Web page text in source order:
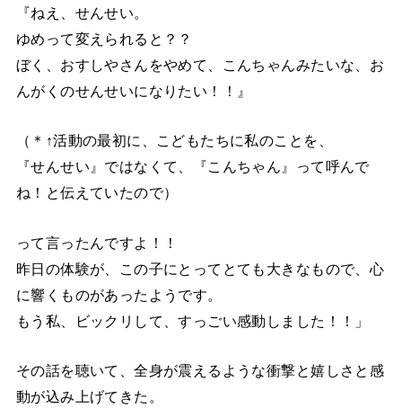
『ねえ、せんせい。
ゆめって変えられると？？
ぼく、おすしやさんをやめて、こんちゃんみたいな、お
んがくのせんせいになりたい！！』
（＊↑活動の最初に、こどもたちに私のことを、
『せんせい』ではなくて、『こんちゃん』って呼んで
ね！と伝えていたので）
って言ったんですよ！！
昨日の体験が、この子にとってとても大きなもので、心
に響くものがあったようです。
もう私、ビックリして、すっごい感動しました！！」
その話を聴いて、全身が震えるような衝撃と嬉しさと感
動が込み上げてきた。